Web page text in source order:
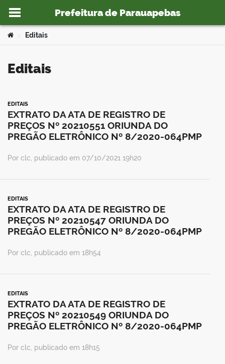
Ir para o conteúdo
Prefeitura de Parauapebas
Você está aqui:
Editais
Editais
EDITAIS
EXTRATO DA ATA DE REGISTRO DE
PREÇOS Nº 20210551 ORIUNDA DO
PREGÃO ELETRÔNICO Nº 8/2020-064PMP
Por clc, publicado em 07/10/2021 19h20
EDITAIS
EXTRATO DA ATA DE REGISTRO DE
PREÇOS Nº 20210547 ORIUNDA DO
PREGÃO ELETRÔNICO Nº 8/2020-064PMP
Por clc, publicado em 18h54
EDITAIS
EXTRATO DA ATA DE REGISTRO DE
PREÇOS Nº 20210549 ORIUNDA DO
PREGÃO ELETRÔNICO Nº 8/2020-064PMP
Por clc, publicado em 18h15